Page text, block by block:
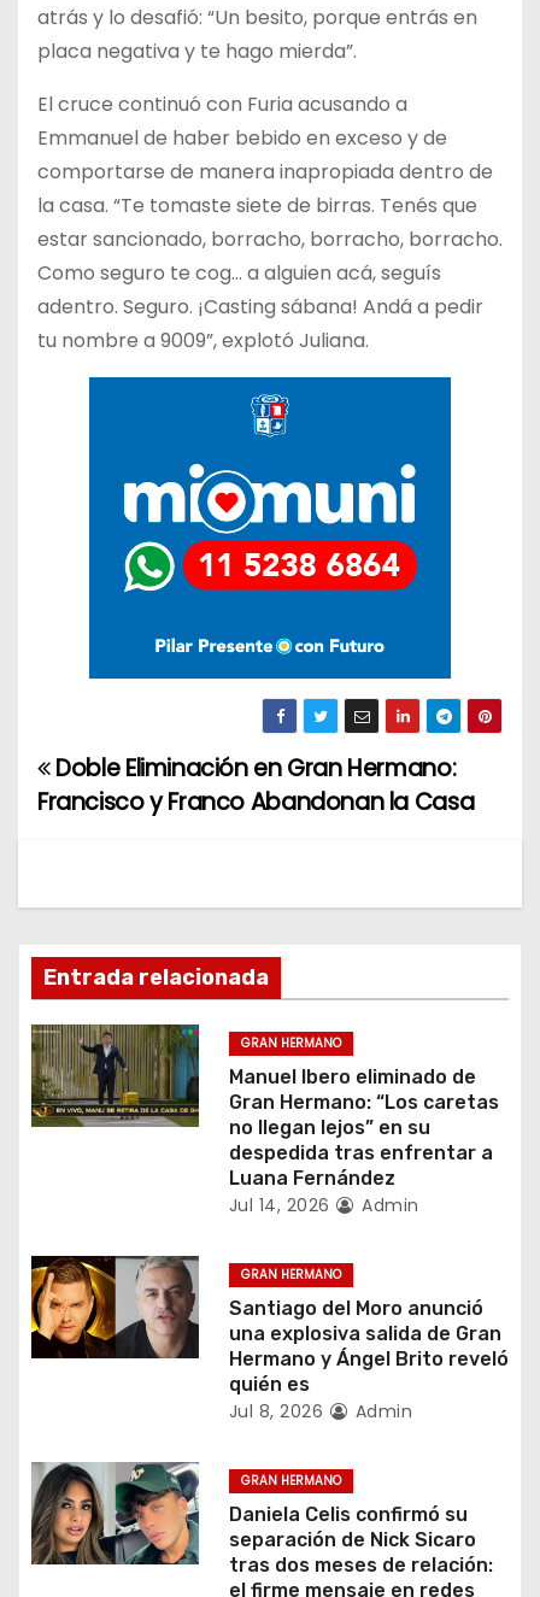
atrás y lo desafió: “Un besito, porque entrás en
placa negativa y te hago mierda”.
El cruce continuó con Furia acusando a
Emmanuel de haber bebido en exceso y de
comportarse de manera inapropiada dentro de
la casa. “Te tomaste siete de birras. Tenés que
estar sancionado, borracho, borracho, borracho.
Como seguro te cog… a alguien acá, seguís
adentro. Seguro. ¡Casting sábana! Andá a pedir
tu nombre a 9009”, explotó Juliana.
N
g
a
c
i
d
e
t
r
Doble Eliminación en Gran Hermano:
Francisco y Franco Abandonan la Casa
Entrada relacionada
GRAN HERMANO
Manuel Ibero eliminado de
Gran Hermano: “Los caretas
no llegan lejos” en su
despedida tras enfrentar a
Luana Fernández
Jul 14, 2026 Admin
GRAN HERMANO
Santiago del Moro anunció
una explosiva salida de Gran
Hermano y Ángel Brito reveló
quién es
Jul 8, 2026 Admin
GRAN HERMANO
Daniela Celis confirmó su
separación de Nick Sicaro
tras dos meses de relación:
el firme mensaje en redes